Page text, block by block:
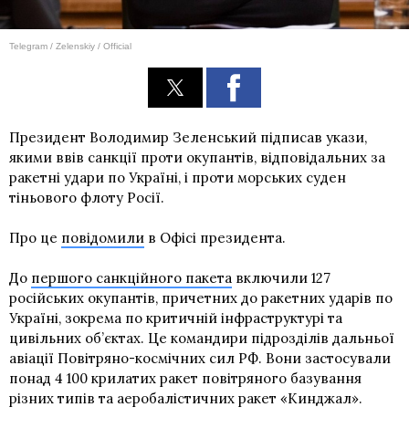
Telegram / Zelenskiy / Official
Президент Володимир Зеленський підписав укази,
якими ввів санкції проти окупантів, відповідальних за
ракетні удари по Україні, і проти морських суден
тіньового флоту Росії.
Про це повідомили в Офісі президента.
До першого санкційного пакета включили 127
російських окупантів, причетних до ракетних ударів по
Україні, зокрема по критичній інфраструктурі та
цивільних об’єктах. Це командири підрозділів дальньої
авіації Повітряно-космічних сил РФ. Вони застосували
понад 4 100 крилатих ракет повітряного базування
різних типів та аеробалістичних ракет «Кинджал».